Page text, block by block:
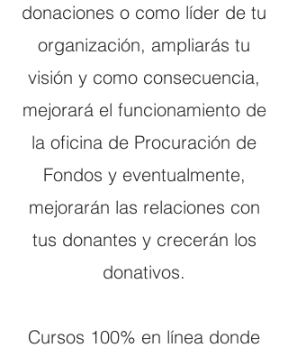
donaciones o como líder de tu
organización, ampliarás tu
visión y como consecuencia,
mejorará el funcionamiento de
la oficina de Procuración de
Fondos y eventualmente,
mejorarán las relaciones con
tus donantes y crecerán los
donativos.
Cursos 100% en línea donde